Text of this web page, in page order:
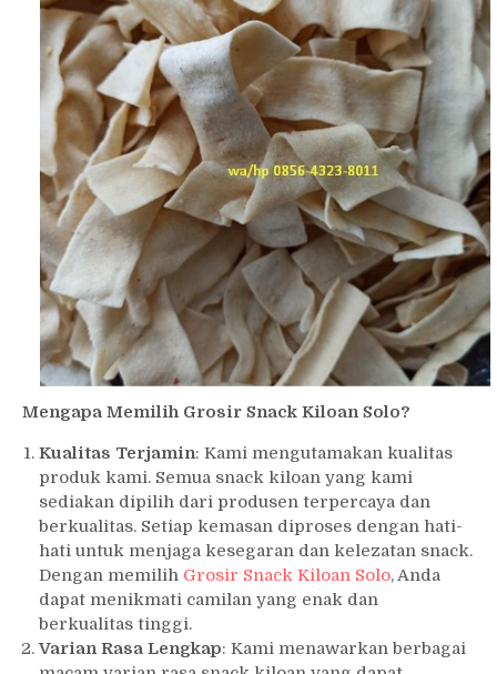
Mengapa Memilih Grosir Snack Kiloan Solo?
Kualitas Terjamin: Kami mengutamakan kualitas
produk kami. Semua snack kiloan yang kami
sediakan dipilih dari produsen terpercaya dan
berkualitas. Setiap kemasan diproses dengan hati-
hati untuk menjaga kesegaran dan kelezatan snack.
Dengan memilih Grosir Snack Kiloan Solo, Anda
dapat menikmati camilan yang enak dan
berkualitas tinggi.
Varian Rasa Lengkap: Kami menawarkan berbagai